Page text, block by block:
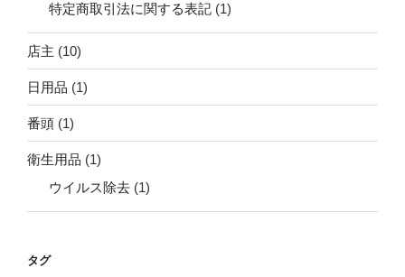
特定商取引法に関する表記 (1)
店主 (10)
日用品 (1)
番頭 (1)
衛生用品 (1)
ウイルス除去 (1)
タグ